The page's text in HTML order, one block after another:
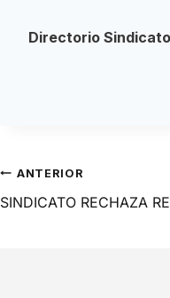
Directorio
ANTERIOR
SINDICATO RECHAZA